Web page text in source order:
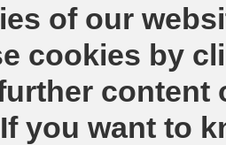
of our
cookies by
content
you want to